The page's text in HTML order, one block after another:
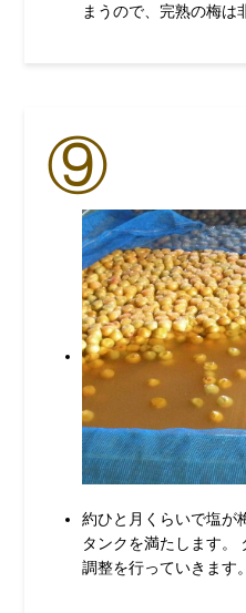
まうので、完熟の梅は
⑨
約ひと月くらいで塩が
タンクを満たします。
調整を行っていきます。